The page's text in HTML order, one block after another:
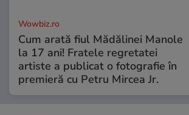
Wowbiz.ro
Cum arată fiul Mădălinei Manole
la 17 ani! Fratele regretatei
artiste a publicat o fotografie în
premieră cu Petru Mircea Jr.